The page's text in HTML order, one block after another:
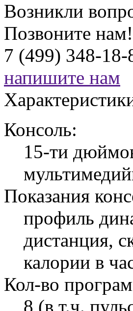
Возникли
Позвоните нам!
7 (499) 348-18-
напишите нам
Консоль:
15-ти
Показания
профиль
дистанция,
калории в
Кол-во
8 (в т.ч.